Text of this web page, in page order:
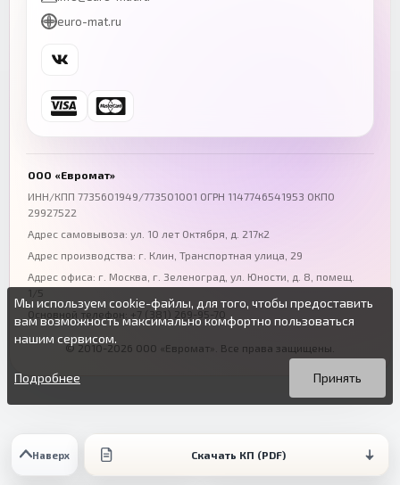
Наверх Скачать КП (PDF)
Челябинск
+7 (343) 300-99-67
Ростов-на-Дону
+7 (863) 333-50-75
Волгоград
+7 (844) 261-36-12
Омск
euro-mat.ru
ООО «Евромат»
ИНН/КПП 7735601949/773501001 ОГРН 1147746541953 ОКПО
29927522
Адрес самовывоза: ул. 10 лет Октября, д. 217к2
Адрес производства: г. Клин, Транспортная улица, 29
Адрес офиса: г. Москва, г. Зеленоград ул. Юности, д. 8, помещ.
1/5
Основной телефон:
+7 (381) 269-95-70
© 2010-2026 ООО «Евромат». Все права защищены.
Мы используем cookie-файлы, для того, чтобы предоставить
вам возможность максимально комфортно пользоваться
нашим сервисом.
Вы можете подробнее прочитать о cookie-файлах в открытых
источниках или изменить настройки своего браузера.
Продолжая пользоваться данным сайтом без изменения
настроек вы даете согласие на использование ваших cookie-
Принять
Подробнее